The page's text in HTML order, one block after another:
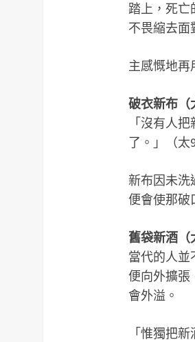
踏上，死亡
不畏縮去面
主感慨地再
破衣新布（
「沒有人
了。」（太
新布因未洗
便會使那破
舊袋新酒（
當代的人並
便向外擴張
會外溢。
「惟獨把